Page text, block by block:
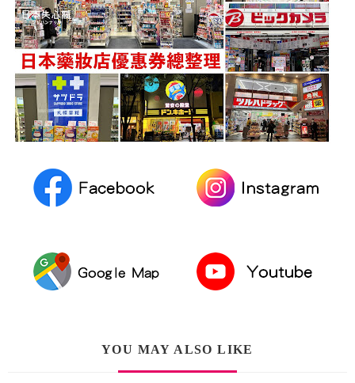
YOU MAY ALSO LIKE